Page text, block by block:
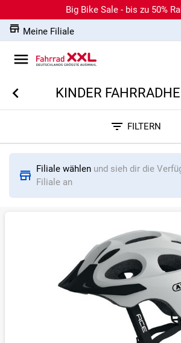
Big Bike Sale - bis zu 50%
Meine Filiale
KINDER
FILTERN
Filiale wählen und sieh dir die
Filiale an